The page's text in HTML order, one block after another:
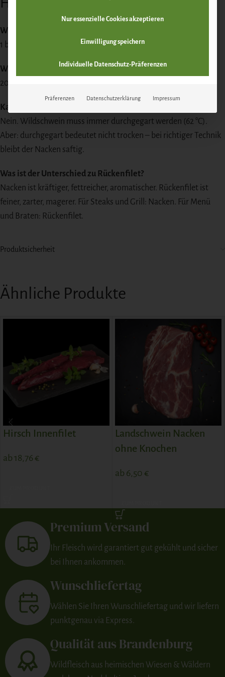
Häufige Fragen
Wie schwer ist der ausgelöste Nacken?
1 bis 2 kg je nach Tier.
Wie viele Personen?
200 g pro Person. 1,5 kg reicht für 7–8 Gäste.
Kann ich den Nacken medium grillen?
Nein. Wildschwein muss immer durchgegart werden (62 °C).
Aber: durchgegart bedeutet nicht trocken – bei richtiger Technik
bleibt der Nacken saftig.
Was ist der Unterschied zu Rückenfilet?
Nacken ist kräftiger, fettreicher, aromatischer. Rückenfilet ist
feiner, zarter, magerer. Für Steaks und Grill: Nacken. Für Menü
und Braten: Rückenfilet.
Produktsicherheit
Ähnliche Produkte
Hirsch Innenfilet
ab 18,76 €
Landschwein Nacken
ohne Knochen
ab 6,50 €
Premium Versand
Ihr Fleisch wird garantiert gut gekühlt und sicher
bei Ihnen ankommen.
Wunschliefertag
Wählen Sie Ihren Wunschliefertag und wir liefern
punktgenau via Express.
Qualität aus Brandenburg
Wildfleisch aus heimischen Wiesen & Wäldern
Nur essenzielle Cookies akzeptieren
Einwilligung speichern
Individuelle Datenschutz-Präferenzen
Präferenzen Datenschutzerklärung Impressum